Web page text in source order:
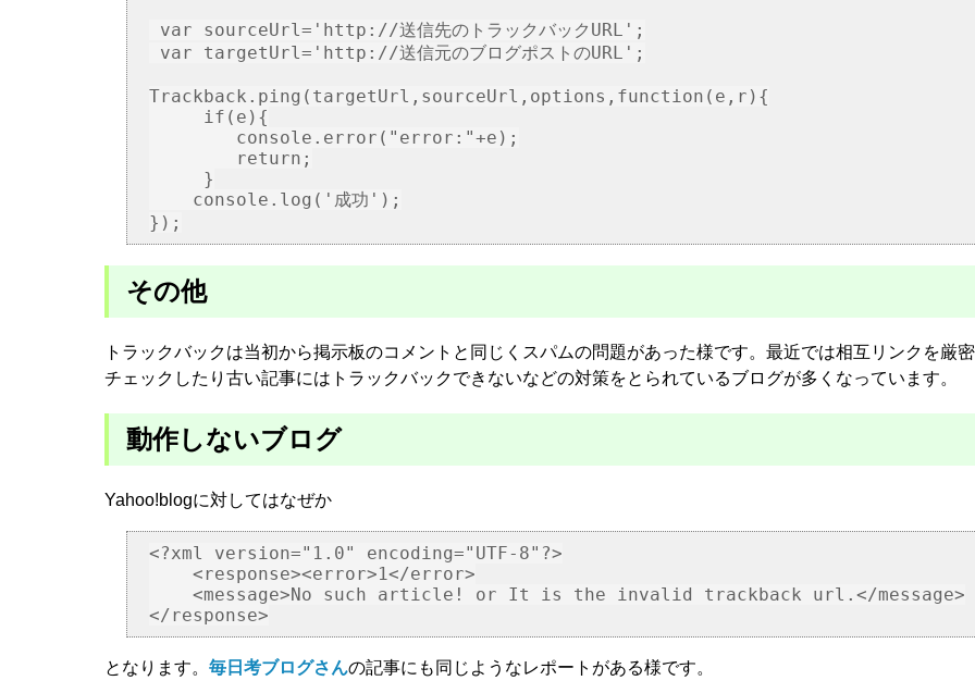
var sourceUrl='http://送信先のトラックバックURL';
var targetUrl='http://送信元のブログポストのURL';
Trackback.ping(targetUrl,sourceUrl,options,function(e,r){
     if(e){
        console.error("error:"+e);
        return;
     }
    console.log('成功');
その他
トラックバックは当初から掲示板のコメントと同じくスパムの問題があった様です。最近では相互リンクを厳
チェックしたり古い記事にはトラックバックできないなどの対策をとられているブログが多くなっています。
動作しないブログ
Yahoo!blogに対してはなぜか
<?xml version="1.0" encoding="UTF-8"?>
    <response><error>1</error>
    <message>No such article! or It is the invalid trackback url.</message>
となります。 毎日考ブログさんの記事にも同じようなレポートがある様です。